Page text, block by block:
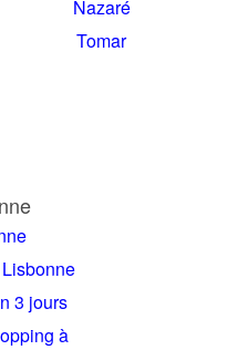
Nazaré
Tomar
3 jours
à